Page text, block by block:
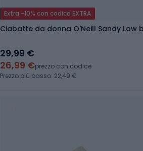
Extra -10% con codice EXTRA
Ciabatte da donna O'Neill Sandy Low
29,99 €
26,99 €prezzo con codice
Prezzo più basso: 22,49 €